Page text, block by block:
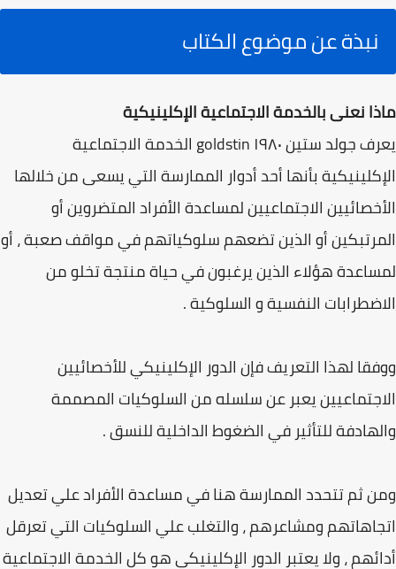
نبذة عن موضوع الكتاب
ماذا نعنى بالخدمة الاجتماعية الإكلينيكية
يعرف جولد ستين goldstin ۱۹۸۰ الخدمة الاجتماعية
الإكلينيكية بأنها أحد أدوار الممارسة التي يسعى من خلالها
الأخصائيين الاجتماعيين لمساعدة الأفراد المتضروين أو
المرتبكين أو الذين تضعهم سلوكياتهم في مواقف صعبة ، أو
لمساعدة هؤلاء الذين يرغبون في حياة منتجة تخلو من
الاضطرابات النفسية و السلوكية .
ووفقا لهذا التعريف فإن الدور الإكلينيكي للأخصائيين
الاجتماعيين يعبر عن سلسله من السلوكيات المصممة
والهادفة للتأثير في الضغوط الداخلية للنسق .
ومن ثم تتحدد الممارسة هنا في مساعدة الأفراد علي تعديل
اتجاهاتهم ومشاعرهم ، والتغلب علي السلوكيات التي تعرقل
أدائهم ، ولا يعتبر الدور الإكلينيكي هو كل الخدمة الاجتماعية